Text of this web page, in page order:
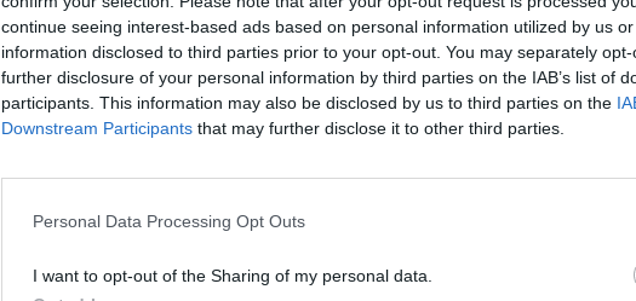
continue seeing interest-based ads based on personal information utilized by us
information disclosed to third parties prior to your opt-out. You may separately
further disclosure of your personal information by third parties on the IAB’s list of
participants. This information may also be disclosed by us to third parties on the
Downstream Participants that may further disclose it to other third parties.
Personal Data Processing Opt Outs
I want to opt-out of the Sharing of my personal data.
Quiebra de Roomba: los chinos
primero copian, después venden
más barato y, luego, hunden la
empresa para comprarla.
Negocio redondo
ECONOMÍA
27/12/2025 6:00
la
por